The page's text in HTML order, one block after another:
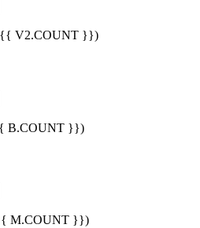
V2.COUNT }})
B.COUNT }})
M.COUNT }})